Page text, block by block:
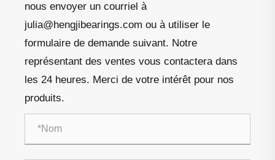
nous envoyer un courriel à
julia@hengjibearings.com ou à utiliser le
formulaire de demande suivant. Notre
représentant des ventes vous contactera dans
les 24 heures. Merci de votre intérêt pour nos
produits.